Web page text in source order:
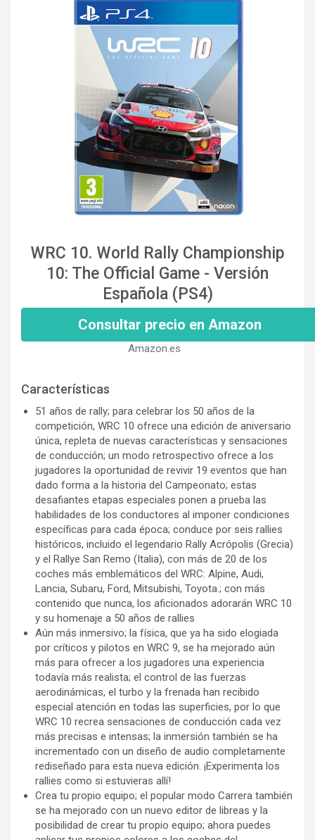
WRC 10. World Rally Championship
10: The Official Game - Versión
Española (PS4)
Consultar precio en Amazon
Amazon.es
Características
51 años de rally; para celebrar los 50 años de la
competición, WRC 10 ofrece una edición de aniversario
única, repleta de nuevas características y sensaciones
de conducción; un modo retrospectivo ofrece a los
jugadores la oportunidad de revivir 19 eventos que han
dado forma a la historia del Campeonato; estas
desafiantes etapas especiales ponen a prueba las
habilidades de los conductores al imponer condiciones
específicas para cada época; conduce por seis rallies
históricos, incluido el legendario Rally Acrópolis (Grecia)
y el Rallye San Remo (Italia), con más de 20 de los
coches más emblemáticos del WRC: Alpine, Audi,
Lancia, Subaru, Ford, Mitsubishi, Toyota.; con más
contenido que nunca, los aficionados adorarán WRC 10
y su homenaje a 50 años de rallies
Aún más inmersivo; la física, que ya ha sido elogiada
por críticos y pilotos en WRC 9, se ha mejorado aún
más para ofrecer a los jugadores una experiencia
todavía más realista; el control de las fuerzas
aerodinámicas, el turbo y la frenada han recibido
especial atención en todas las superficies, por lo que
WRC 10 recrea sensaciones de conducción cada vez
más precisas e intensas; la inmersión también se ha
incrementado con un diseño de audio completamente
rediseñado para esta nueva edición. ¡Experimenta los
rallies como si estuvieras allí!
Crea tu propio equipo; el popular modo Carrera también
se ha mejorado con un nuevo editor de libreas y la
posibilidad de crear tu propio equipo; ahora puedes